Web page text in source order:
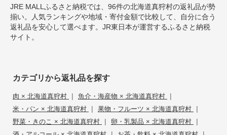
JRE MALLふるさと納税では、96件の北海道真狩村の返礼品が勢
揃い。人気ランキングや地域・寄付金額で比較して、自分に合う
返礼品を安心して選べます。JR東日本が運営するふるさと納税
サイト。
カテゴリから返礼品を探す
肉 × 北海道真狩村 | 魚介・海産物 × 北海道真狩村 |
米・パン × 北海道真狩村 | 果物・フルーツ × 北海道真狩村 |
野菜・きのこ × 北海道真狩村 | 卵・乳製品 × 北海道真狩村 |